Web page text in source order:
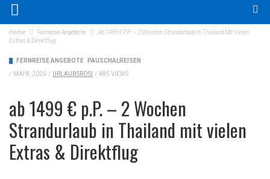
Home Fernreise Angebote
Ab 1499 € P.P. – 2 Wochen Strandurlaub In Thailand Mit Vielen
Extras & Direktflug
FERNREISE ANGEBOTE
PAUSCHALREISEN
/ MAI 8, 2026 / URLAUBSROSI / 485 VIEWS
ab 1499 € p.P. – 2 Wochen
Strandurlaub in Thailand mit vielen
Extras & Direktflug